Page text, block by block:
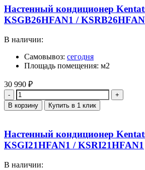
Настенный кондиционер
KSGB26HFAN1 /
В наличии:
Самовывоз: сегодня
Площадь помещения: м2
30 990 ₽
Количество
В корзину Купить в 1 клик
Настенный кондиционер
KSGI21HFAN1 / KSRI21HFAN1
В наличии: